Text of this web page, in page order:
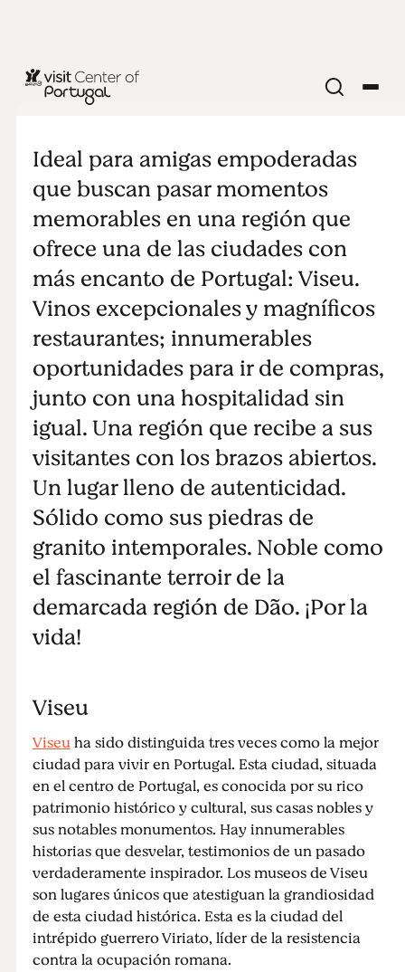
COMER Y BEBER
Perfecta para
señoras
Ideal para amigas empoderadas
que buscan pasar momentos
memorables en una región que
ofrece una de las ciudades con
más encanto de Portugal: Viseu.
Vinos excepcionales y magníficos
restaurantes; innumerables
oportunidades para ir de compras,
junto con una hospitalidad sin
igual. Una región que recibe a sus
visitantes con los brazos abiertos.
Un lugar lleno de autenticidad.
Sólido como sus piedras de
granito intemporales. Noble como
el fascinante terroir de la
demarcada región de Dão. ¡Por la
vida!
Viseu
Viseuha sido distinguida tres veces como la mejor
ciudad para vivir en Portugal. Esta ciudad, situada
en el centro de Portugal, es conocida por su rico
patrimonio histórico y cultural, sus casas nobles y
sus notables monumentos. Hay innumerables
historias que desvelar, testimonios de un pasado
verdaderamente inspirador. Los museos de Viseu
son lugares únicos que atestiguan la grandiosidad
de esta ciudad histórica. Esta es la ciudad del
intrépido guerrero Viriato, líder de la resistencia
contra la ocupación romana.